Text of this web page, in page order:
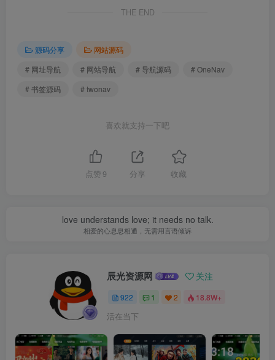
THE END
源码分享
网站源码
# 网址导航
# 网站导航 # 导航源码
# OneNav
# 书签源码
# twonav
喜欢就支持一下吧
点赞 9 分享 收藏
love understands love; it needs no talk.
相爱的心息息相通，无需用言语倾诉
辰光资源网 关注
922 1 2 18.8W+
活在当下